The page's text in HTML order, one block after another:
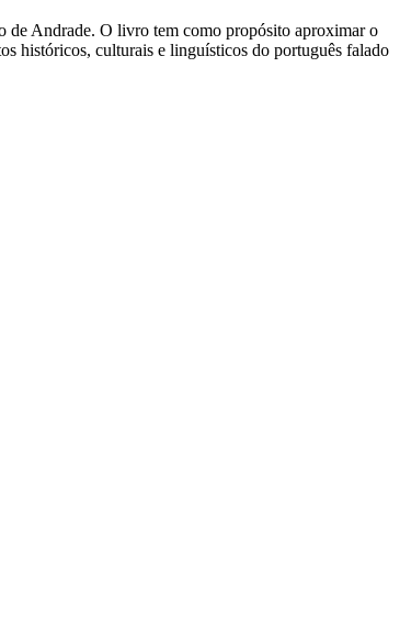
de Andrade. O livro tem como propósito aproximar o
históricos, culturais e linguísticos do português falado